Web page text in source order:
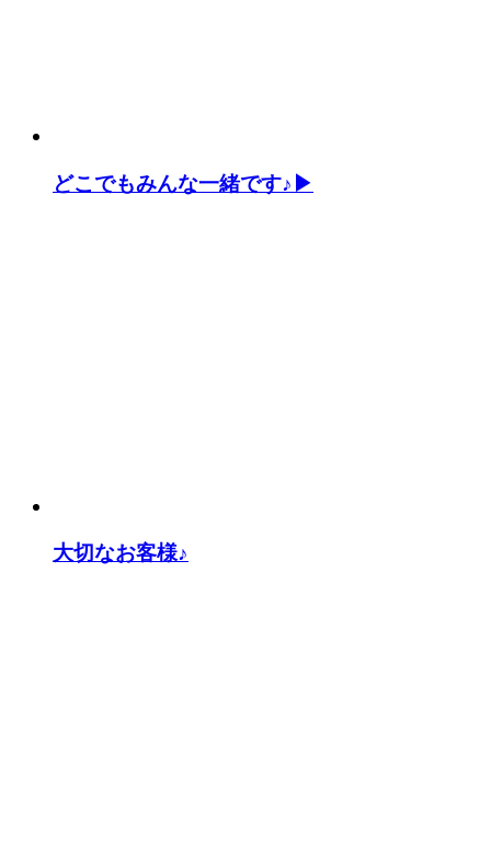
どこでもみんな一緒です♪▶
大切なお客様♪